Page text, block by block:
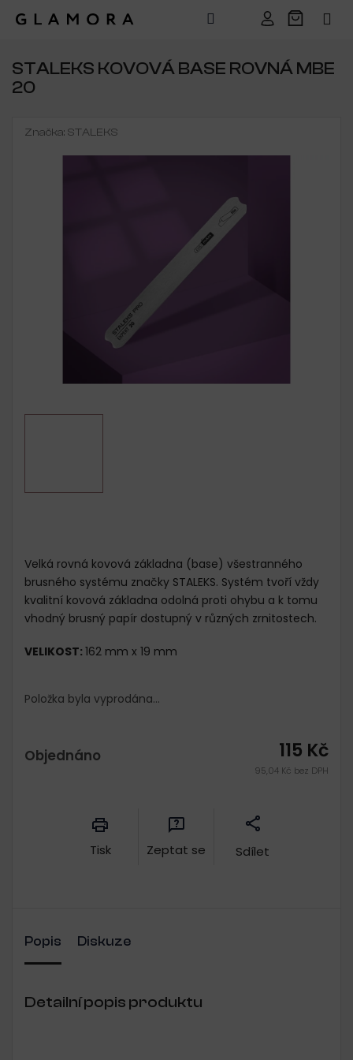
obsah
STALEKS KOVOVÁ BASE ROVNÁ MBE
20
Značka: STALEKS
115 Kč
95,04 Kč bez DPH
Objednáno
Položka byla vyprodána…
Velká rovná kovová základna (base) všestranného
brusného systému značky STALEKS. Systém tvoří vždy
kvalitní kovová základna odolná proti ohybu a k tomu
vhodný brusný papír dostupný v různých zrnitostech.
VELIKOST: 162 mm x 19 mm
Tisk Zeptat se Sdílet
Popis Diskuze
Detailní popis produktu